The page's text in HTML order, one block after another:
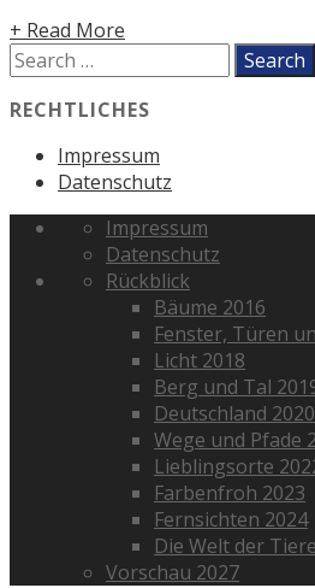
+ Read More
RECHTLICHES
Impressum
Datenschutz
Impressum
Datenschutz
Rückblick
Bäume 2016
Fenster, Türen
Licht 2018
Berg und Tal
Deutschland 2020
Wege und Pfade
Lieblingsorte
Farbenfroh 2023
Fernsichten 2024
Die Welt der
Vorschau 2027